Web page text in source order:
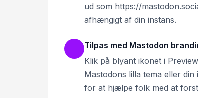
ud som https://
afhængigt af din instans.
Tilpas med Mastodon
Klik på blyant ikonet i
Mastodons lilla tema eller
for at hjælpe folk med at